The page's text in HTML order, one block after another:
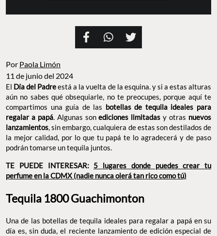
Por Paola Limón
11 de junio del 2024
El Día del Padreestá a la vuelta de la esquina. y si a estas alturas
aún no sabes qué obsequiarle, no te preocupes, porque aquí te
compartimos una guía de las botellas de tequila ideales para
regalar a papá. Algunas sonediciones limitadas y otras nuevos
lanzamientos, sin embargo, cualquiera de estas son destilados de
la mejor calidad, por lo que tu papá te lo agradecerá y de paso
podrán tomarse un tequila juntos.
TE PUEDE INTERESAR: 5 lugares donde puedes crear tu
perfume en la CDMX (nadie nunca olerá tan rico como tú)
Tequila 1800 Guachimonton
Una de las botellas de tequila ideales para regalar a papá en su
día es, sin duda, el reciente lanzamiento de edición especial de